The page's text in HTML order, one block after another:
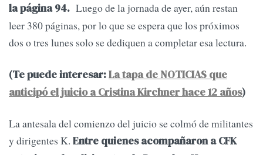
la página 94. Luego de la jornada de ayer, aún restan
leer 380 páginas, por lo que se espera que los próximos
dos o tres lunes solo se dediquen a completar esa lectura.
(Te puede interesar:La tapa de NOTICIAS que
anticipó el juicio a Cristina Kirchner hace 12 años)
La antesala del comienzo del juicio se colmó de militantes
y dirigentes K. Entre quienes acompañaron a CFK